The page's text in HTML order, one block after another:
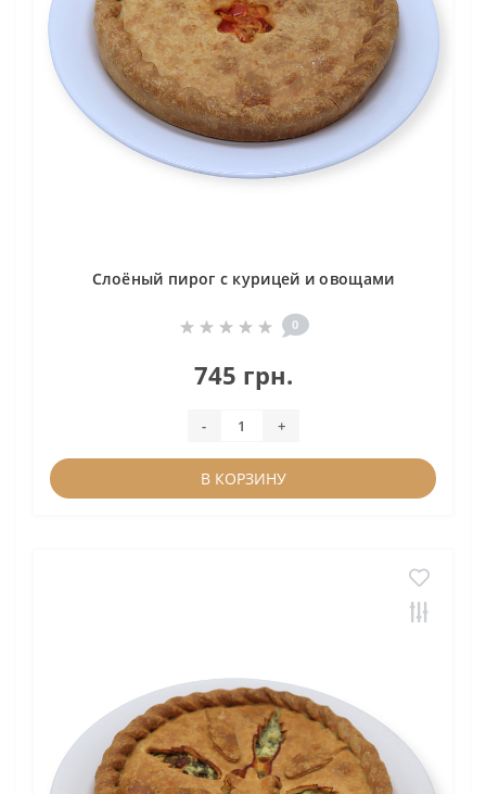
Слоёный пирог с курицей и овощами
0
745 грн.
- +
В КОРЗИНУ